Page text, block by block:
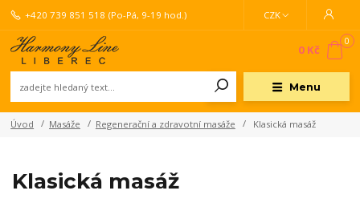
Menu
CZK
+420 739 851 518 (Po-Pá, 9-19 hod.)
0
0 Kč
Úvod Masáže Regenerační a zdravotní masáže Klasická masáž
Klasická masáž